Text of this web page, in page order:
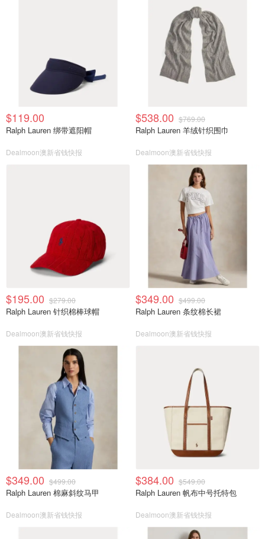
$119.00
Ralph Lauren 绑带遮阳帽
Dealmoon澳新省钱快报
$538.00 $769.00
Ralph Lauren 羊绒针织围巾
Dealmoon澳新省钱快报
$195.00 $279.00
Ralph Lauren 针织棉棒球帽
Dealmoon澳新省钱快报
$349.00 $499.00
Ralph Lauren 条纹棉长裙
Dealmoon澳新省钱快报
$349.00 $499.00
Ralph Lauren 棉麻斜纹马甲
Dealmoon澳新省钱快报
$384.00 $549.00
Ralph Lauren 帆布中号托特包
Dealmoon澳新省钱快报